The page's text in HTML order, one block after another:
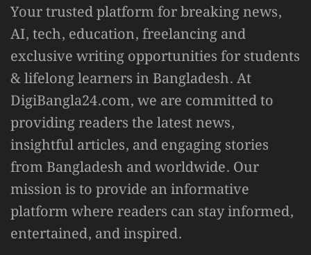
Your trusted platform for breaking news,
AI, tech, education, freelancing and
exclusive writing opportunities for students
& lifelong learners in Bangladesh. At
DigiBangla24.com, we are committed to
providing readers the latest news,
insightful articles, and engaging stories
from Bangladesh and worldwide. Our
mission is to provide an informative
platform where readers can stay informed,
entertained, and inspired.